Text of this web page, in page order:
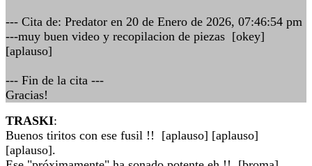
--- Cita de: Predator en 20 de Enero de 2026, 07:46:54 pm
---muy buen video y recopilacion de piezas [okey]
[aplauso]
--- Fin de la cita ---
Gracias!
TRASKI:
Buenos tiritos con ese fusil !! [aplauso] [aplauso]
[aplauso].